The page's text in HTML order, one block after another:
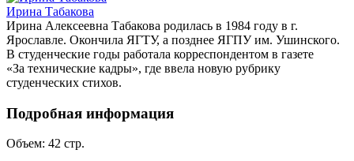
Ирина Табакова
Ирина Алексеевна Табакова родилась в 1984 году в г.
Ярославле. Окончила ЯГТУ, а позднее ЯГПУ им. Ушинского.
В студенческие годы работала корреспондентом в газете
«За технические кадры», где ввела новую рубрику
студенческих стихов.
Подробная информация
Объем: 42 стр.